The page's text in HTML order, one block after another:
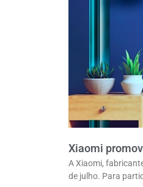
Xiaomi
A Xiaomi,
de julho. Para